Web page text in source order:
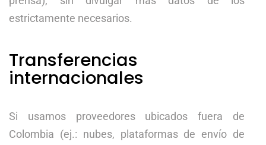
estrictamente necesarios.
Transferencias
internacionales
Si usamos proveedores ubicados fuera de
Colombia (ej.: nubes, plataformas de envío de